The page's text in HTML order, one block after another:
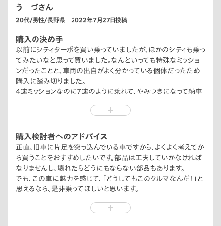
う づさん
20代/男性/長野県 2022年7月27日投稿
購入の決め手
以前にシティターボを買い乗っていましたが、ほかのシティも乗っ
てみたいなと思って買いました。なんといっても特殊なミッショ
ンだったことと、車両の出自がよく分かっている個体だったため
購入に踏み切りました。
4速ミッションなのに7速のように乗れて、やみつきになって納車
購入検討者へのアドバイス
正直、旧車に片足を突っ込んでいる車ですから、よくよく考えてか
ら買うことをおすすめしたいです。部品は工夫していかなければ
なりませんし、壊れたらどうにもならない部品もあります。
でも、この車に魅力を感じて、「どうしてもこのクルマなんだ！」と
思えるなら、是非乗ってほしいと思います。
極的な考え方だと、すぐに嫌になると思いますよ。